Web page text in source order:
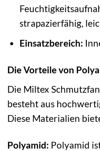
strapazierfähig,
Einsatzbereich:
Die Vorteile von
Die Miltex
besteht aus
Diese Materialien
Polyamid: Polyamid